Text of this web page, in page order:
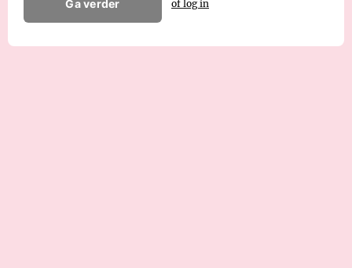
Ga verder of log in